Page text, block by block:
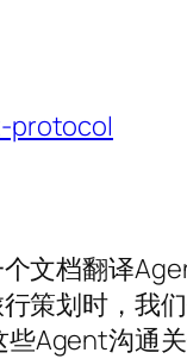
protocol
文档翻译
策划时，我
Agent沟通